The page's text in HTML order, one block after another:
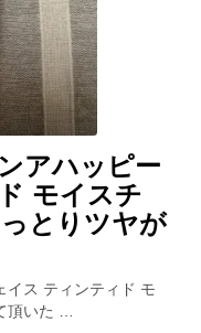
アハッピー
モイスチ
とりツヤが
イス ティンティド モ
頂いた …